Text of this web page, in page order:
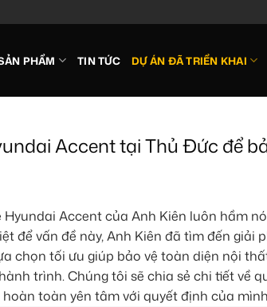
PHẨM TIN TỨC DỰ ÁN ĐÃ TRIỂN KHAI
Accent tại Thủ Đức để
Accent của Anh Kiên luôn hầm
để vấn đề này, Anh Kiên đã tìm đến giải
chọn tối ưu giúp bảo vệ toàn diện nội
trình. Chúng tôi sẽ chia sẻ chi tiết về
toàn yên tâm với quyết định của